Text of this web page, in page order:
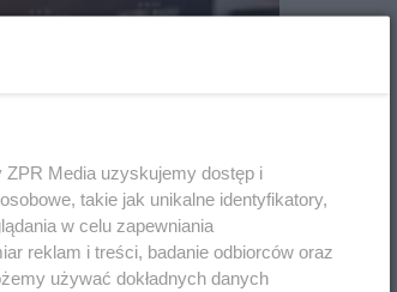
ZPR Media uzyskujemy dostęp i
takie jak unikalne identyfikatory,
w celu zapewniania
reklam i treści, badanie odbiorców oraz
używać dokładnych danych